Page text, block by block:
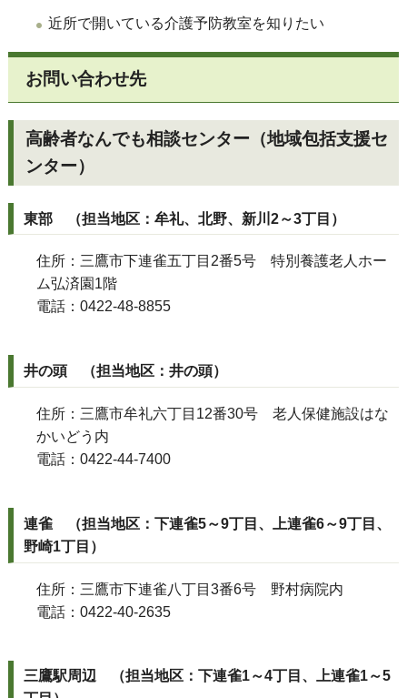
近所で開いている介護予防教室を知りたい
お問い合わせ先
高齢者なんでも相談センター（地域包括支援セ
ンター）
東部 （担当地区：牟礼、北野、新川2～3丁目）
住所：三鷹市下連雀五丁目2番5号 特別養護老人ホー
ム弘済園1階
電話：0422-48-8855
井の頭 （担当地区：井の頭）
住所：三鷹市牟礼六丁目12番30号 老人保健施設はな
かいどう内
電話：0422-44-7400
連雀 （担当地区：下連雀5～9丁目、上連雀6～9丁目、
野崎1丁目）
住所：三鷹市下連雀八丁目3番6号 野村病院内
電話：0422-40-2635
三鷹駅周辺 （担当地区：下連雀1～4丁目、上連雀1～5